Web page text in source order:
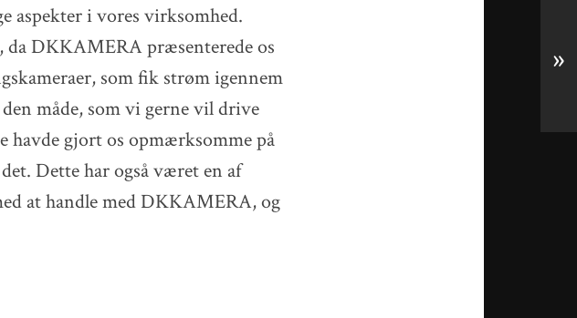
aspekter i vores virksomhed.
da DKKAMERA præsenterede os
som fik strøm igennem
måde, som vi gerne vil drive
gjort os opmærksomme på
Dette har også været en af
at handle med DKKAMERA, og
»